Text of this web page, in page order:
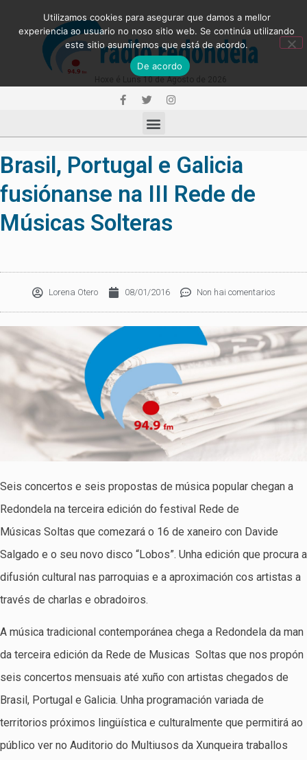
Brasil, Portugal e Galicia
fusiónanse na III Rede de
Músicas Solteras
Lorena Otero 08/01/2016 Non hai comentarios
Seis concertos e seis propostas de música popular chegan a
Redondela na terceira edición do festival Rede de
Músicas Soltas que comezará o 16 de xaneiro con Davide
Salgado e o seu novo disco “Lobos”. Unha edición que procura a
difusión cultural nas parroquias e a aproximación cos artistas a
través de charlas e obradoiros.
A música tradicional contemporánea chega a Redondela da man
da terceira edición da Rede de Musicas Soltas que nos propón
seis concertos mensuais até xuño con artistas chegados de
Brasil, Portugal e Galicia. Unha programación variada de
territorios próximos lingüística e culturalmente que permitirá ao
público ver no Auditorio do Multiusos da Xunqueira traballos
Utilizamos cookies para asegurar que damos a mellor
experiencia ao usuario no noso sitio web. Se continúa utilizando
este sitio asumiremos que está de acordo.
De acordo